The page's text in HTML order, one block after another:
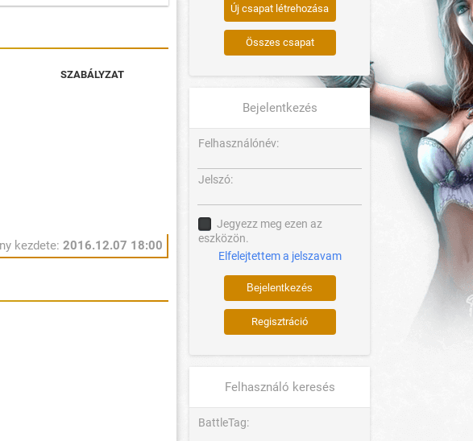
SZABÁLYZAT
kezdete: 2016.12.07 18:00
Új csapat létrehozása
Összes csapat
Bejelentkezés
Felhasználónév:
Jelszó:
Jegyezz meg ezen az
eszközön.
Elfelejtettem a jelszavam
Regisztráció
Felhasználó keresés
BattleTag: